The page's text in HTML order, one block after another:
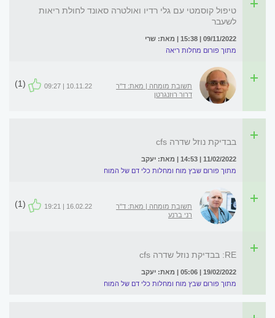
טיפול קוסמטי עם גלי רדיו ואולטרה סאונד לחולת ריאות
לשעבר
09/11/2022 | 15:38 | מאת: שרי
מתוך פורום מחלות ריאה
תשובת מומחה | מאת: ד''ר
דרור רוזנגרטן
10.11.22 | 09:27
(1)
בבדיקת נוזל שדרה cfs
11/02/2022 | 14:53 | מאת: יעקב
מתוך פורום שבץ מוח ומחלות כלי דם של המוח
תשובת מומחה | מאת: ד"ר
רני ברנע
16.02.22 | 19:21
(1)
RE: בבדיקת נוזל שדרה cfs
19/02/2022 | 05:06 | מאת: יעקב
מתוך פורום שבץ מוח ומחלות כלי דם של המוח